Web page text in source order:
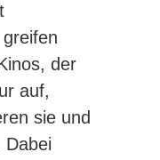
der
auf,
sie und
Dabei